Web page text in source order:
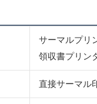
サーマルプリ
領収書プリン
直接サーマル